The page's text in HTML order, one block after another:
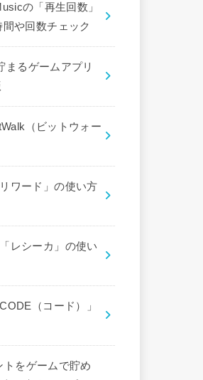
の「再生回数」
や回数チェック
まるゲームアプリ
（ビットウォー
ワード」の使い方
レシーカ」の使い
（コード）」
トをゲームで貯め